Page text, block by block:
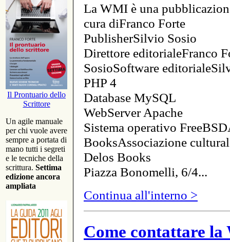
Il Prontuario dello
Scrittore
Un agile manuale
per chi vuole avere
sempre a portata di
mano tutti i segreti
e le tecniche della
scrittura. Settima
edizione ancora
ampliata
La WMI è una
cura diFranco Forte
PublisherSilvio Sosio
Direttore editorialeFranco
SosioSoftware
PHP 4
Database MySQL
WebServer Apache
Sistema operativo
BooksAssociazione
Delos Books
Piazza Bonomelli, 6/4...
Continua all'interno >
Come contattare